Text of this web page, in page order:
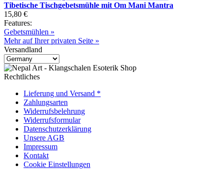
Tibetische Tischgebetsmühle mit Om Mani Mantra
15,80 €
Features:
Gebetsmühlen »
Mehr auf Ihrer privaten Seite »
Versandland
Rechtliches
Lieferung und Versand *
Zahlungsarten
Widerrufsbelehrung
Widerrufsformular
Datenschutzerklärung
Unsere AGB
Impressum
Kontakt
Cookie Einstellungen